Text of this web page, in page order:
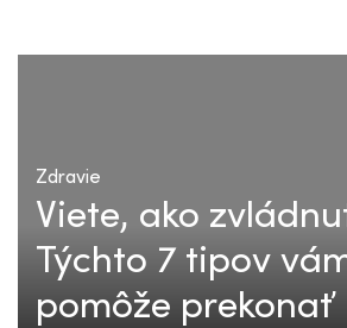
Zdravie
Viete, ako
Týchto 7 tipov
pomôže prekonať